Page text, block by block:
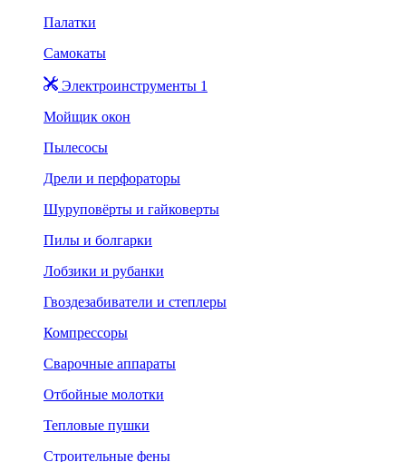
Палатки
Самокаты
Электроинструменты 1
Мойщик окон
Пылесосы
Дрели и перфораторы
Шуруповёрты и гайковерты
Пилы и болгарки
Лобзики и рубанки
Гвоздезабиватели и степлеры
Компрессоры
Сварочные аппараты
Отбойные молотки
Тепловые пушки
Строительные фены